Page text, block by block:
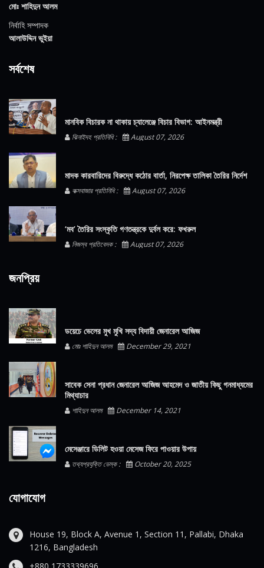
মোঃ শাহিদুন আলম
নির্বাহি সম্পাদক
আলাউদ্দিন ভুইয়া
সর্বশেষ
মানবিক বিচারক না থাকায় চ্যালেঞ্জে বিচার বিভাগ: আইনমন্ত্রী
ঝিনাইদহ প্রতিনিধি : August 07, 2026
মাদক কারবারিদের বিরুদ্ধে কঠোর বার্তা, নিরপেক্ষ তালিকা তৈরির নির্দেশ
কক্সবাজার প্রতিনিধি : August 07, 2026
‘মব’ তৈরির সংস্কৃতি গণতন্ত্রকে দুর্বল করে: ফখরুল
নিজস্ব প্রতিবেদক : August 07, 2026
জনপ্রিয়
ডয়েচে ভেলের মুখ মুখি সদ্য বিদায়ী জেনারেল আজিজ
মোঃ শাহিদুন আলম December 29, 2021
সাবেক সেনা প্রধান জেনারেল আজিজ আহমেদ ও জাতীয় কিছু গনমাধ্যমের
মিথ্যাচার
শাহিদুন আলম December 14, 2021
মেসেঞ্জারে ডিলিট হওয়া মেসেজ ফিরে পাওয়ার উপায়
তথ্যপ্রযুক্তি ডেস্ক : October 20, 2025
যোগাযোগ
House 19, Block A, Avenue 1, Section 11, Pallabi, Dhaka
1216, Bangladesh